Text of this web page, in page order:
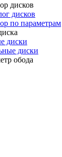
дисков
дисков
по параметрам
диски
диски
обода